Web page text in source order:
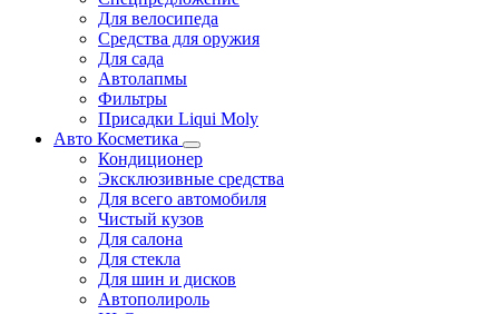
Для велосипеда
Средства для оружия
Для сада
Автолапмы
Фильтры
Присадки Liqui Moly
Авто Косметика
Кондиционер
Эксклюзивные средства
Для всего автомобиля
Чистый кузов
Для салона
Для стекла
Для шин и дисков
Автополироль